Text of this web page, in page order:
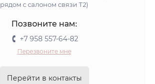
рядом с салоном связи Т2)
Позвоните нам:
+7 958 557-64-82
Перезвоните мне
Перейти в контакты